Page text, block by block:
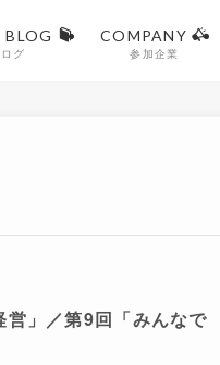
グ
COMPANY
参加企業
営」／第9回「みんなで